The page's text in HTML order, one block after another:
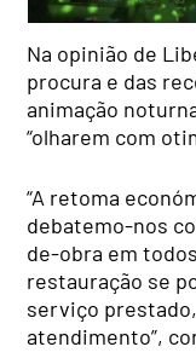
Na opinião de
procura e das
animação
“olharem com
“A retoma
debatemo-nos
de-obra em
restauração se
serviço
atendimento”,